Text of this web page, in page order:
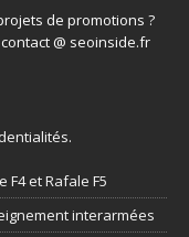
de promotions ?
@ seoinside.fr
.
et Rafale F5
interarmées